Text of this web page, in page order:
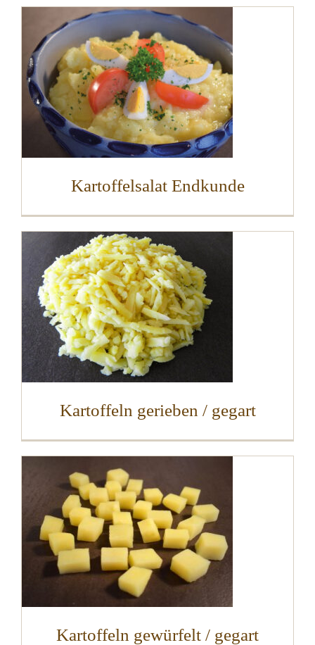
Kartoffelsalat Endkunde
Kartoffeln gerieben / gegart
Kartoffeln gewürfelt / gegart